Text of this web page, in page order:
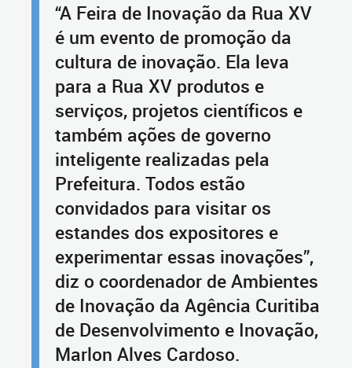
“A Feira de Inovação da Rua XV
é um evento de promoção da
cultura de inovação. Ela leva
para a Rua XV produtos e
serviços, projetos científicos e
também ações de governo
inteligente realizadas pela
Prefeitura. Todos estão
convidados para visitar os
estandes dos expositores e
experimentar essas inovações”,
diz o coordenador de Ambientes
de Inovação da Agência Curitiba
de Desenvolvimento e Inovação,
Marlon Alves Cardoso.